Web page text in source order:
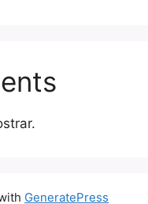
GeneratePress